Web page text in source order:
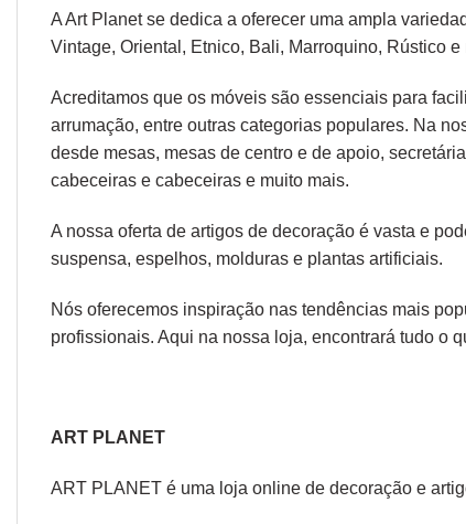
A Art Planet se dedica a oferecer uma ampla
Vintage, Oriental , Etnico, Bali, Marroquino, Rústico e
Acreditamos que os móveis são essenciais para
arrumação, entre outras categorias populares. Na
desde mesas, mesas de centro e de apoio,
cabeceiras e cabeceiras e muito mais.
A nossa oferta de artigos de decoração é vasta e
suspensa, espelhos, molduras e plantas artificiais.
Nós oferecemos inspiração nas tendências mais
profissionais. Aqui na nossa loja, encontrará tudo o
ART PLANET
ART PLANET é uma loja online de decoração e